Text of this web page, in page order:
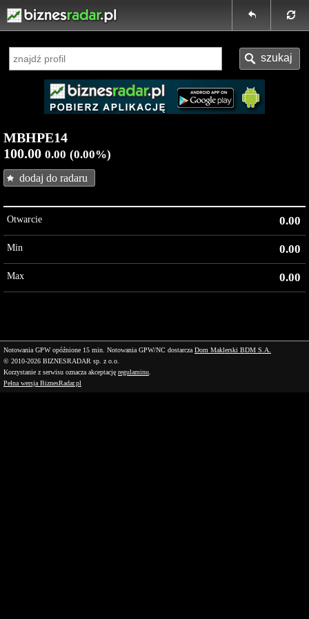
MBHPE14
100.00 0.00 (0.00%)
dodaj do radaru
Otwarcie 0.00
Min 0.00
Max 0.00
Notowania GPW opóźnione 15 min. Notowania GPW/NC dostarcza Dom Maklerski BDM S.A.
© 2010-2026 BIZNESRADAR sp. z o.o.
Korzystanie z serwisu oznacza akceptację regulaminu
Pełna wersja BiznesRadar.pl